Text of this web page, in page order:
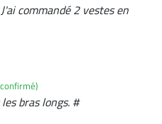
commandé 2 vestes en
bras longs. #